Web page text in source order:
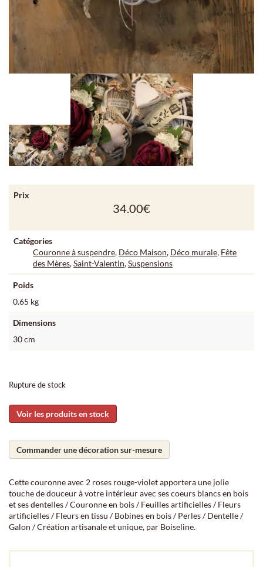
Prix
34.00€
Catégories
Couronne à suspendre, Déco Maison, Déco murale, Fête
des Mères,Saint-Valentin,Suspensions
Poids
0.65 kg
Dimensions
30 cm
Rupture de stock
Voir les produits en stock
Commander une décoration sur-mesure
Cette couronne avec 2 roses rouge-violet apportera une jolie
touche de douceur à votre intérieur avec ses coeurs blancs en bois
et ses dentelles / Couronne en bois / Feuilles artificielles / Fleurs
artificielles / Fleurs en tissu / Bobines en bois / Perles / Dentelle /
Galon / Création artisanale et unique, par Boiseline.